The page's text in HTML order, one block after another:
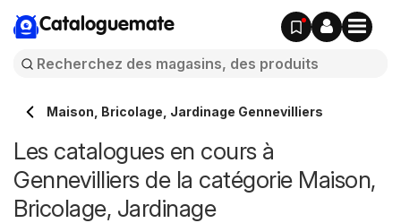
Cataloguemate
Maison, Bricolage, Jardinage Gennevilliers
Les catalogues en cours à
Gennevilliers de la catégorie Maison,
Bricolage, Jardinage